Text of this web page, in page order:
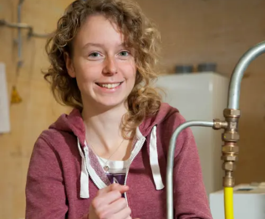
opruimen van
gereedschap en het
materialen
Je meldt je af als je
klaar bent met je
werk.